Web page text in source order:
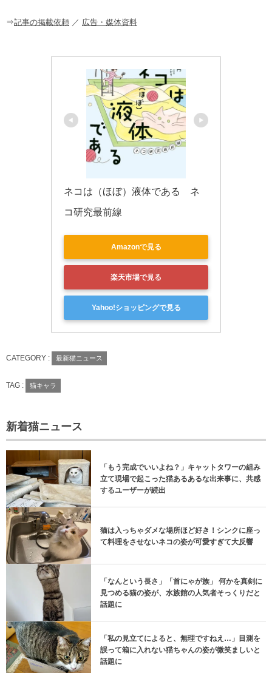
o
⇒記事の掲載依頼 ／ 広告・媒体資料
ネコは（ほぼ）液体である　ネ
コ研究最前線
Amazonで見る
楽天市場で見る
Yahoo!ショッピングで見る
CATEGORY : 最新猫ニュース
TAG : 猫キャラ
新着猫ニュース
「もう完成でいいよね？」キャットタワーの組み
立て現場で起こった猫あるあるな出来事に、共感
するユーザーが続出
猫は入っちゃダメな場所ほど好き！シンクに座っ
て料理をさせないネコの姿が可愛すぎて大反響
「なんという長さ」「首にゃが族」 何かを真剣に
見つめる猫の姿が、水族館の人気者そっくりだと
話題に
「私の見立てによると、無理ですねえ…」目測を
誤って箱に入れない猫ちゃんの姿が微笑ましいと
話題に